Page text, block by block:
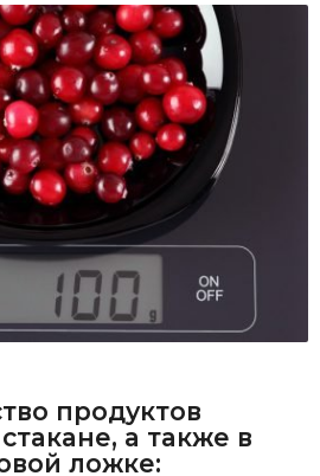
продуктов
а также в
ложке: